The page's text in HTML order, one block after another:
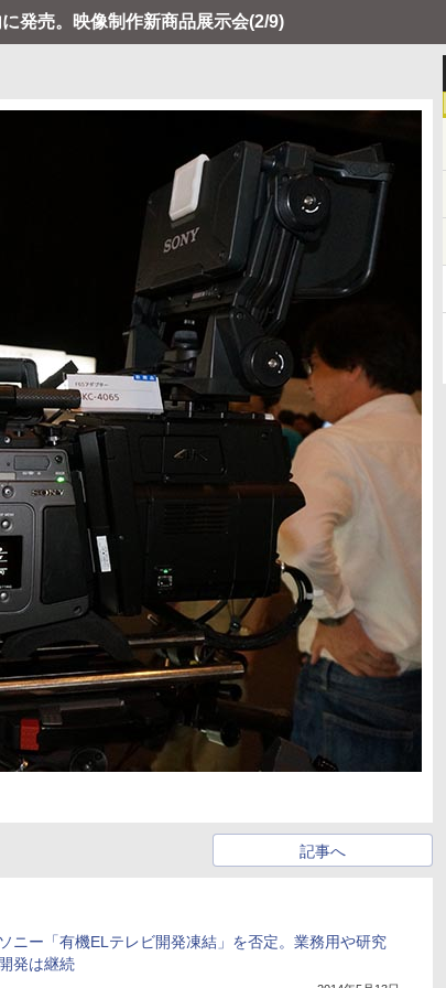
発売。映像制作新商品展示会(2/9)
記事へ
ソニー「有機ELテレビ開発凍結」を否定。業務用や研究
開発は継続